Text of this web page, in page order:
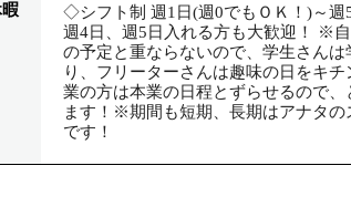
◇シフト制 週1日(週0でもＯＫ！)～週
週4日、週5日入れる方も大歓迎！ ※
の予定と重ならないので、学生さん
り、フリーターさんは趣味の日をキ
業の方は本業の日程とずらせるので
ます！※期間も短期、長期はアナタ
です！